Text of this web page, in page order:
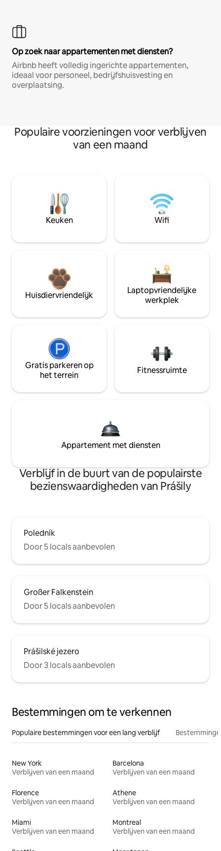
Op zoek naar appartementen met diensten?
Airbnb heeft volledig ingerichte appartementen,
ideaal voor personeel, bedrijfshuisvesting en
overplaatsing.
Populaire voorzieningen voor verblijven
van een maand
Keuken Wifi
Huisdiervriendelijk
Laptopvriendelijke
werkplek
Gratis parkeren op
het terrein
Fitnessruimte
Appartement met diensten
Verblijf in de buurt van de populairste
bezienswaardigheden van Prášily
Poledník
Door 5 locals aanbevolen
Großer Falkenstein
Door 5 locals aanbevolen
Prášilské jezero
Door 3 locals aanbevolen
Bestemmingen om te verkennen
Populaire bestemmingen voor een lang verblijf
New York
Verblijven van een maand
Barcelona
Verblijven van een maand
Florence
Verblijven van een maand
Athene
Verblijven van een maand
Miami
Verblijven van een maand
Montreal
Verblijven van een maand